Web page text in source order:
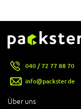
Über uns
040 / 72 77 88 70
info@packster.de